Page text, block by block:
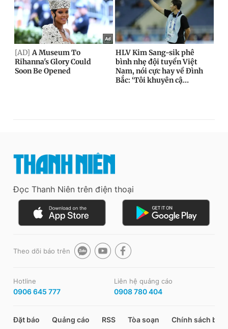
Đọc Thanh Niên trên điện thoại
Theo dõi báo trên
Hotline
0906 645 777
Liên hệ quảng cáo
0908 780 404
Đặt báo Quảng cáo RSS Tòa soạn Chính sách bảo